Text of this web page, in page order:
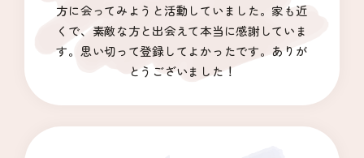
方に会ってみようと活動していました。家も近
くで、素敵な方と出会えて本当に感謝していま
す。思い切って登録してよかったです。ありが
とうございました！